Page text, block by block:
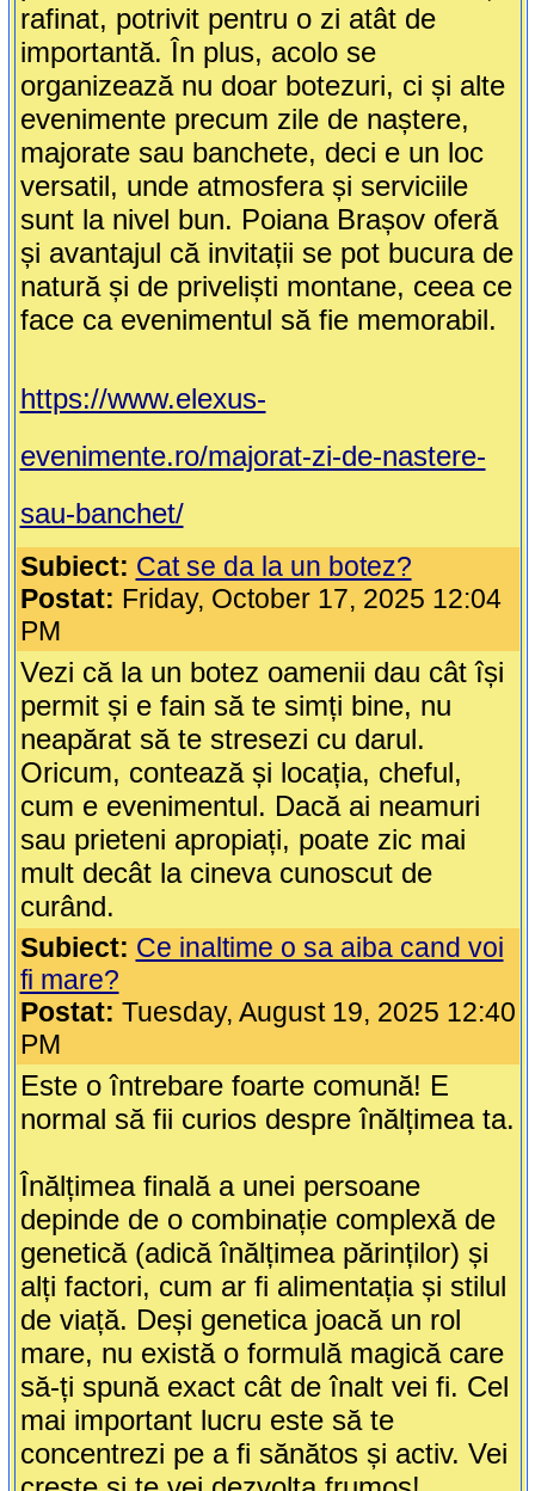
rafinat, potrivit pentru o zi atât de
importantă. În plus, acolo se
organizează nu doar botezuri, ci și alte
evenimente precum zile de naștere,
majorate sau banchete, deci e un loc
versatil, unde atmosfera și serviciile
sunt la nivel bun. Poiana Brașov oferă
și avantajul că invitații se pot bucura de
natură și de priveliști montane, ceea ce
face ca evenimentul să fie memorabil.
https://www.elexus-
evenimente.ro/majorat-zi-de-nastere-
sau-banchet/
Subiect: Cat se da la un botez?
Postat: Friday, October 17, 2025 12:04
PM
Vezi că la un botez oamenii dau cât își
permit și e fain să te simți bine, nu
neapărat să te stresezi cu darul.
Oricum, contează și locația, cheful,
cum e evenimentul. Dacă ai neamuri
sau prieteni apropiați, poate zic mai
mult decât la cineva cunoscut de
curând.
Subiect: Ce inaltime o sa aiba cand voi
fi mare?
Postat: Tuesday, August 19, 2025 12:40
PM
Este o întrebare foarte comună! E
normal să fii curios despre înălțimea ta.
Înălțimea finală a unei persoane
depinde de o combinație complexă de
genetică (adică înălțimea părinților) și
alți factori, cum ar fi alimentația și stilul
de viață. Deși genetica joacă un rol
mare, nu există o formulă magică care
să-ți spună exact cât de înalt vei fi. Cel
mai important lucru este să te
concentrezi pe a fi sănătos și activ. Vei